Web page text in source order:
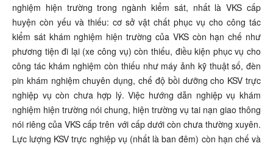
nghiệm hiện trường trong ngành kiểm sát, nhất là VKS cấp
huyện còn yếu và thiếu: cơ sở vật chất phục vụ cho công tác
kiểm sát khám nghiệm hiện trường của VKS còn hạn chế như
phương tiện đi lại (xe công vụ) còn thiếu, điều kiện phục vụ cho
công tác khám nghiệm còn thiếu như máy ảnh kỹ thuật số, đèn
pin khám nghiệm chuyên dụng, chế độ bồi dưỡng cho KSV trực
nghiệp vụ còn chưa hợp lý. Việc hướng dẫn nghiệp vụ khám
nghiệm hiện trường nói chung, hiện trường vụ tai nạn giao thông
nói riêng của VKS cấp trên với cấp dưới còn chưa thường xuyên.
Lực lượng KSV trực nghiệp vụ (nhất là ban đêm) còn hạn chế và